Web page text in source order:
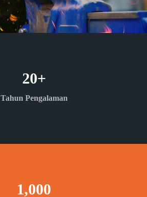
Tahun Pengalaman
20+
1,000